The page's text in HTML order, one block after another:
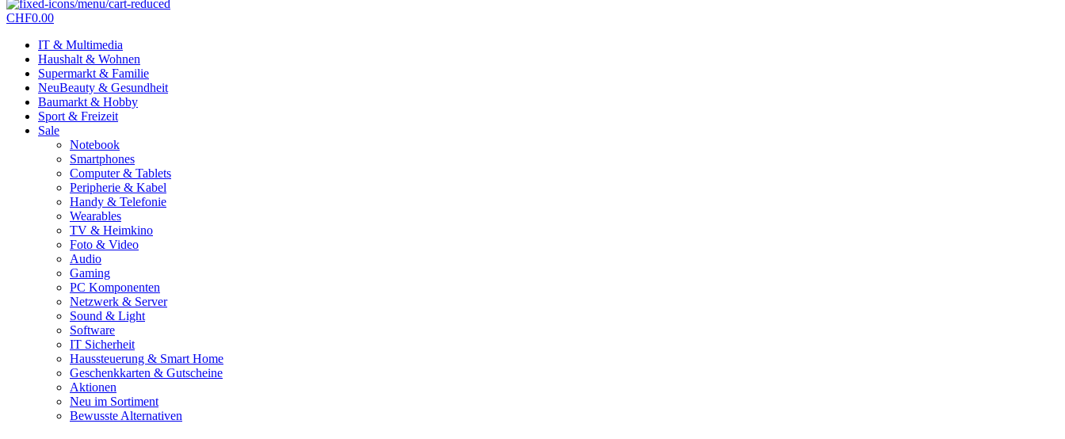
CHF0.00
IT & Multimedia
Haushalt & Wohnen
Supermarkt & Familie
NeuBeauty & Gesundheit
Baumarkt & Hobby
Sport & Freizeit
Sale
Notebook
Smartphones
Computer & Tablets
Peripherie & Kabel
Handy & Telefonie
Wearables
TV & Heimkino
Foto & Video
Audio
Gaming
PC Komponenten
Netzwerk & Server
Sound & Light
Software
IT Sicherheit
Haussteuerung & Smart Home
Geschenkkarten & Gutscheine
Aktionen
Neu im Sortiment
Bewusste Alternativen